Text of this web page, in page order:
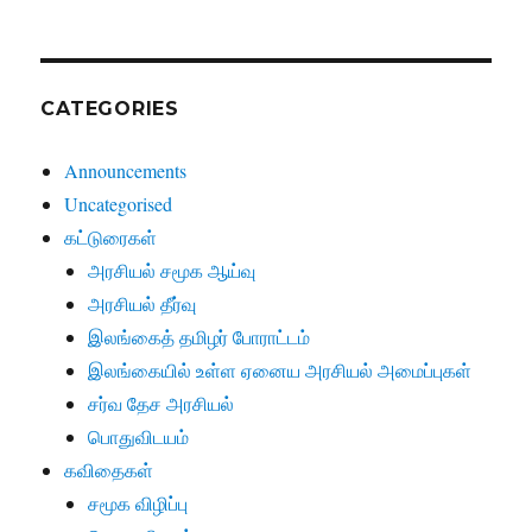
CATEGORIES
Announcements
Uncategorised
கட்டுரைகள்
அரசியல் சமூக ஆய்வு
அரசியல் தீர்வு
இலங்கைத் தமிழர் போராட்டம்
இலங்கையில் உள்ள ஏனைய அரசியல் அமைப்புகள்
சர்வ தேச அரசியல்
பொதுவிடயம்
கவிதைகள்
சமூக விழிப்பு